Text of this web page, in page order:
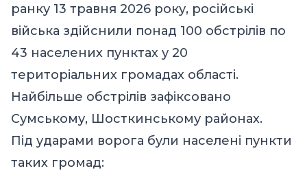
ранку 13 травня 2026 року, російські
війська здійснили понад 100 обстрілів по
43 населених пунктах у 20
територіальних громадах області.
Найбільше обстрілів зафіксовано
Сумському, Шосткинському районах.
Під ударами ворога були населені пункти
таких громад: